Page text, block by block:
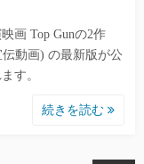
画 Top Gunの2作
伝動画) の最新版が公
す。
続きを読む